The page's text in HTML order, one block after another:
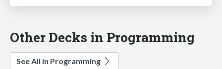
Other Decks in Programming
See All in Programming